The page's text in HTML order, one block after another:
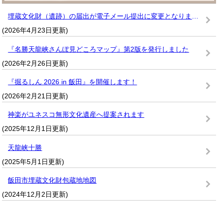
(2026年4月23日更新)
『名勝天龍峡さんぽ見どころマップ』第2版を発行しました
(2026年2月26日更新)
『掘るしん 2026 in 飯田』を開催します！
(2026年2月21日更新)
神楽がユネスコ無形文化遺産へ提案されます
(2025年12月1日更新)
天龍峡十勝
(2025年5月1日更新)
飯田市埋蔵文化財包蔵地地図
(2024年12月2日更新)